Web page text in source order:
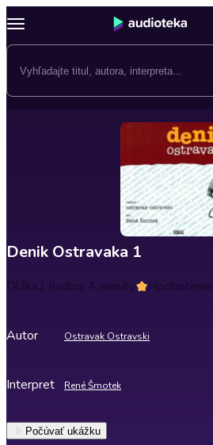
Denik Ostravaka 1
Dĺžka1 hodina 4 minúty Hodnotenie
Autor Ostravak Ostravski
Interpret René Šmotek
Počúvať ukážku